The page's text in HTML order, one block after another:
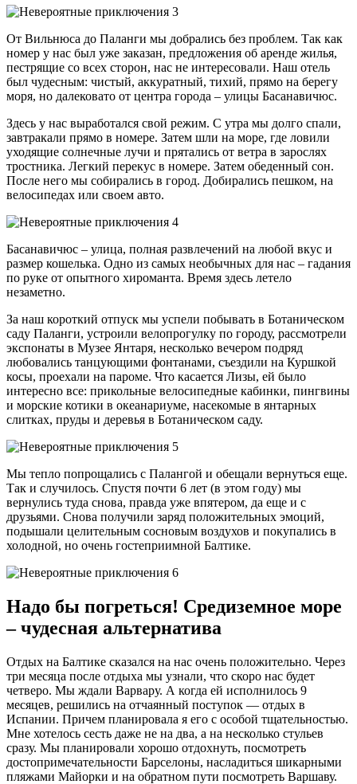
От Вильнюса до Паланги мы добрались без проблем. Так как
номер у нас был уже заказан, предложения об аренде жилья,
пестрящие со всех сторон, нас не интересовали. Наш отель
был чудесным: чистый, аккуратный, тихий, прямо на берегу
моря, но далековато от центра города – улицы Басанавичюс.
Здесь у нас выработался свой режим. С утра мы долго спали,
завтракали прямо в номере. Затем шли на море, где ловили
уходящие солнечные лучи и прятались от ветра в зарослях
тростника. Легкий перекус в номере. Затем обеденный сон.
После него мы собирались в город. Добирались пешком, на
велосипедах или своем авто.
Басанавичюс – улица, полная развлечений на любой вкус и
размер кошелька. Одно из самых необычных для нас – гадания
по руке от опытного хироманта. Время здесь летело
незаметно.
За наш короткий отпуск мы успели побывать в Ботаническом
саду Паланги, устроили велопрогулку по городу, рассмотрели
экспонаты в Музее Янтаря, несколько вечером подряд
любовались танцующими фонтанами, съездили на Куршкой
косы, проехали на пароме. Что касается Лизы, ей было
интересно все: прикольные велосипедные кабинки, пингвины
и морские котики в океанариуме, насекомые в янтарных
слитках, пруды и деревья в Ботаническом саду.
Мы тепло попрощались с Палангой и обещали вернуться еще.
Так и случилось. Спустя почти 6 лет (в этом году) мы
вернулись туда снова, правда уже впятером, да еще и с
друзьями. Снова получили заряд положительных эмоций,
подышали целительным сосновым воздухов и покупались в
холодной, но очень гостеприимной Балтике.
Надо бы погреться! Средиземное море
– чудесная альтернатива
Отдых на Балтике сказался на нас очень положительно. Через
три месяца после отдыха мы узнали, что скоро нас будет
четверо. Мы ждали Варвару. А когда ей исполнилось 9
месяцев, решились на отчаянный поступок — отдых в
Испании. Причем планировала я его с особой тщательностью.
Мне хотелось сесть даже не на два, а на несколько стульев
сразу. Мы планировали хорошо отдохнуть, посмотреть
достопримечательности Барселоны, насладиться шикарными
пляжами Майорки и на обратном пути посмотреть Варшаву.